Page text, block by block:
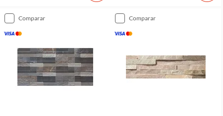
comparar comparar